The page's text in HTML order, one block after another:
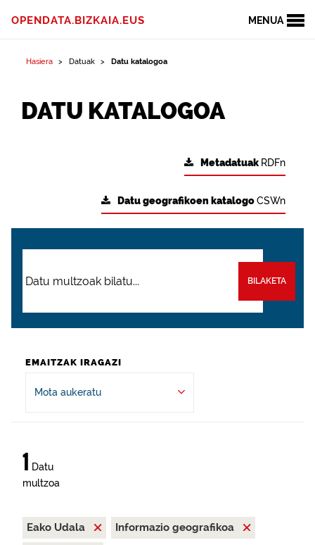
MENUA
OPENDATA.BIZKAIA.EUS
Hasiera Datuak Datu katalogoa
DATU KATALOGOA
Metadatuak RDFn
Datu geografikoen katalogoCSWn
BILAKETA
EMAITZAK IRAGAZI
Mota aukeratu
1 Datu
multzoa
Eako Udala
Informazio geografikoa